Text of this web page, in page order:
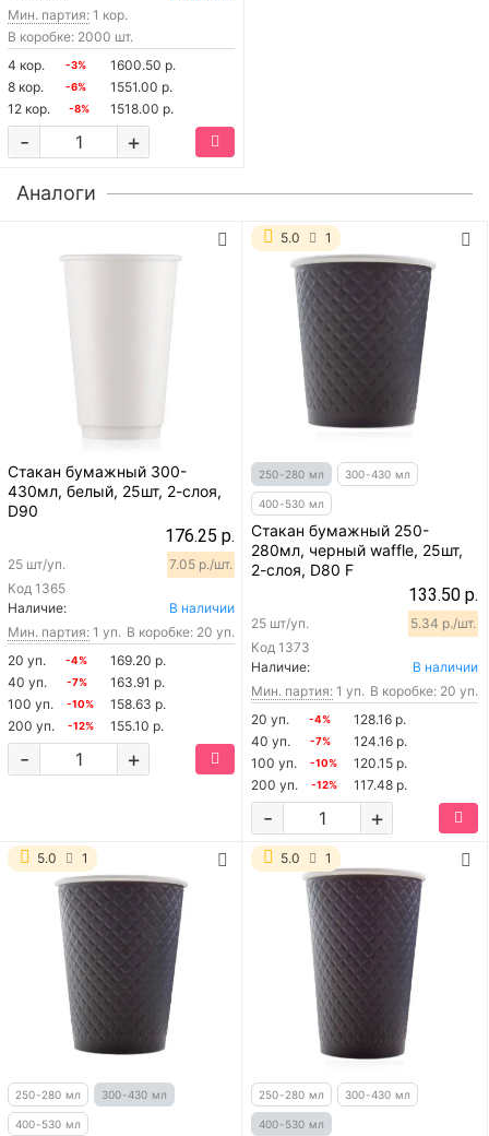
Мин. партия: 1 кор.
В коробке: 2000 шт.
4 кор.
-3%
1600.50 р.
8 кор.
-6%
1551.00 р.
12 кор.
-8% 1518.00 р.
+
-
Аналоги
Стакан бумажный 300-
430мл, белый, 25шт, 2-слоя,
D90
176.25 р.
Код 1365
25 шт/уп. 7.05 р./шт.
Наличие:
В наличии
Мин. партия: 1 уп. В коробке: 20 уп.
20 уп.
-4%
169.20 р.
40 уп.
-7%
163.91 р.
100 уп.
-10%
158.63 р.
200 уп.
-12% 155.10 р.
+
-
5.0 1
250-280 мл 300-430 мл
400-530 мл
Стакан бумажный 250-
280мл, черный waffle, 25шт,
2-слоя, D80 F
133.50 р.
Код 1373
25 шт/уп. 5.34 р./шт.
Наличие:
В наличии
Мин. партия: 1 уп. В коробке: 20 уп.
20 уп.
-4%
128.16 р.
40 уп.
-7%
124.16 р.
100 уп.
-10%
120.15 р.
200 уп.
-12% 117.48 р.
+
-
5.0 1
250-280 мл 300-430 мл
400-530 мл
5.0 1
250-280 мл 300-430 мл
400-530 мл